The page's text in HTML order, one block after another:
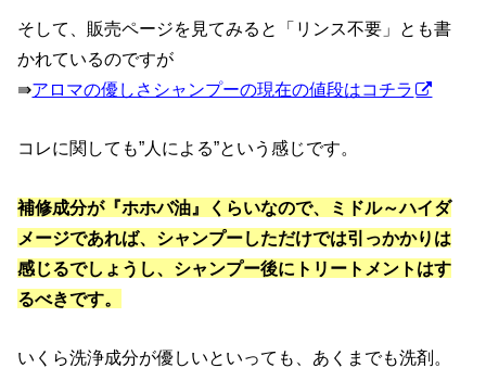
そして、販売ページを見てみると「リンス不要」とも書
かれているのですが
⇛アロマの優しさシャンプーの現在の値段はコチラ
コレに関しても”人による”という感じです。
補修成分が『ホホバ油』くらいなので、ミドル～ハイダ
メージであれば、シャンプーしただけでは引っかかりは
感じるでしょうし、シャンプー後にトリートメントはす
るべきです。
いくら洗浄成分が優しいといっても、あくまでも洗剤。